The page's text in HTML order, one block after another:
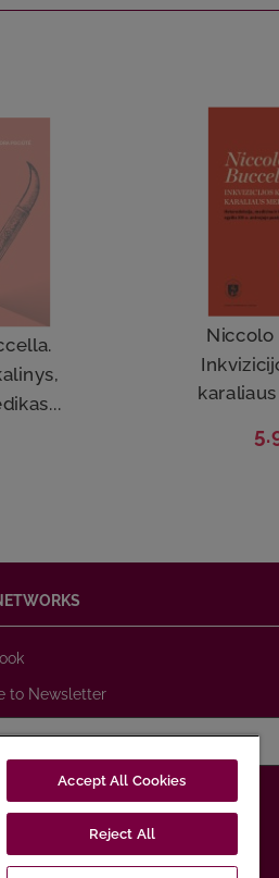
Niccolo
to Newsletter
Privacy Policy
Accept All Cookies
Reject All